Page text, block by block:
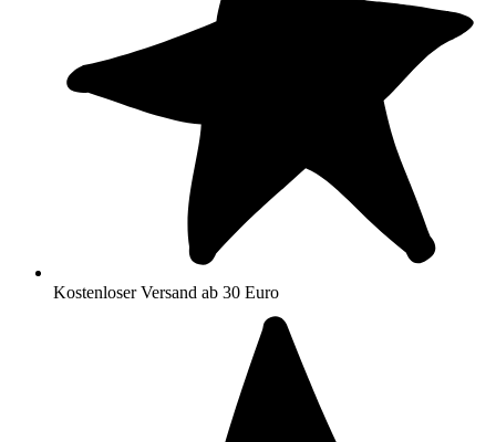
Kostenloser Versand ab 30 Euro